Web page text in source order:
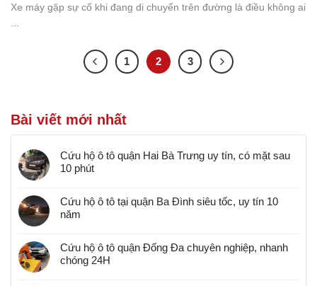
Xe máy gặp sự cố khi đang di chuyển trên đường là điều không ai
1 2 3
Bài viết mới nhất
Cứu hộ ô tô quận Hai Bà Trưng uy tín, có mặt sau
10 phút
Cứu hộ ô tô tại quận Ba Đình siêu tốc, uy tín 10
năm
Cứu hộ ô tô quận Đống Đa chuyên nghiệp, nhanh
chóng 24H